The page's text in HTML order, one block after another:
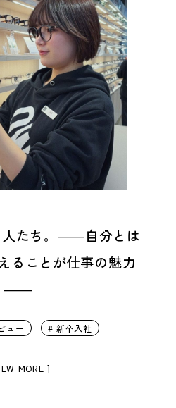
人たち。――自分とは
ることが仕事の魅力
――
ュー # 新卒入社
MORE ]